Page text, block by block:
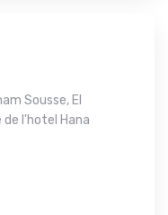
Sousse, El
l'hotel Hana